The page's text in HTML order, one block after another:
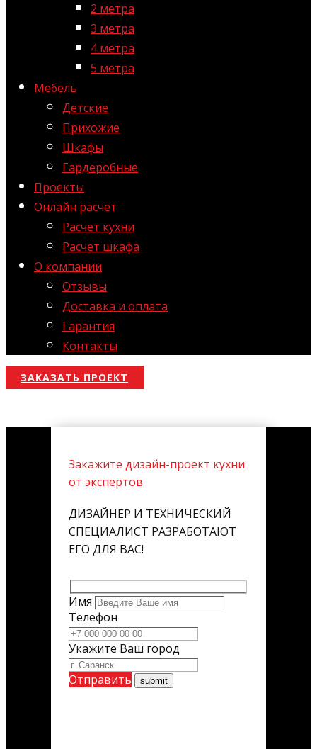
2 метра
3 метра
4 метра
5 метра
Мебель
Детские
Прихожие
Шкафы
Гардеробные
Проекты
Онлайн расчет
Расчет кухни
Расчет шкафа
О компании
Отзывы
Доставка и оплата
Гарантия
Контакты
ЗАКАЗАТЬ ПРОЕКТ
Закажите дизайн-проект кухни
от экспертов
ДИЗАЙНЕР И ТЕХНИЧЕСКИЙ
СПЕЦИАЛИСТ РАЗРАБОТАЮТ
ЕГО ДЛЯ ВАС!
Имя
Телефон
Укажите Ваш город
Отправить